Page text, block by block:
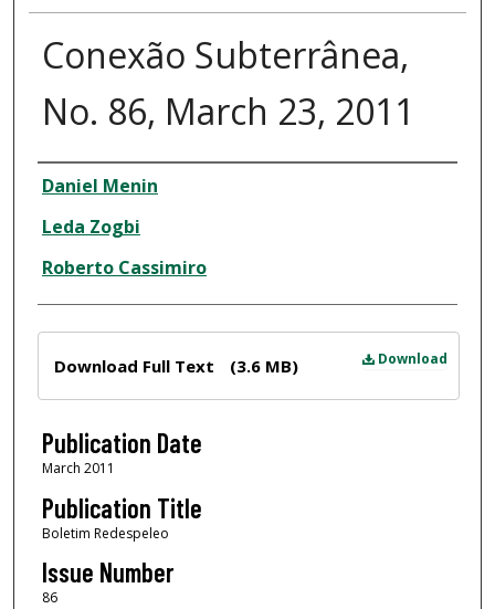
Conexão Subterrânea,
No. 86, March 23, 2011
Author
Daniel Menin
Leda Zogbi
Roberto Cassimiro
Download
Download Full Text (3.6 MB)
Publication Date
March 2011
Publication Title
Boletim Redespeleo
Issue Number
86